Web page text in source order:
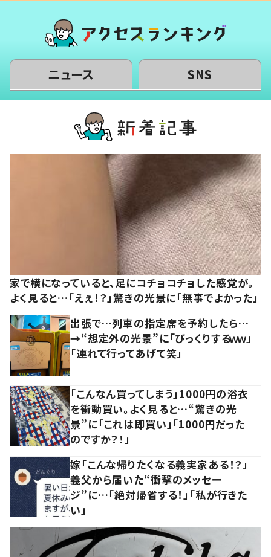
ニュース SNS
家で横になっていると、足にコチョコチョした感覚が。
よく見ると…「えぇ！？」驚きの光景に「無事でよかった」
出張で…列車の指定席を予約したら…
→“想定外の光景”に「びっくりするｗｗ」
「連れて行ってあげて笑」
「こんなん買ってしまう」1000円の浴衣
を衝動買い。よく見ると…“驚きの光
景”に「これは即買い」「1000円だった
のですか？！」
嫁「こんな帰りたくなる義実家ある！？」
義父から届いた“衝撃のメッセー
ジ”に…「絶対帰省する！」「私が行きた
い」